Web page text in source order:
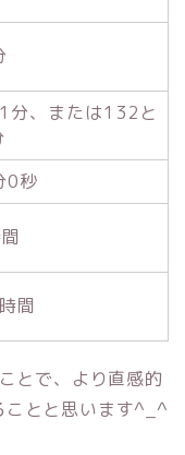
、または132と
0秒
間
とで、より直感的
ことと思います^_^